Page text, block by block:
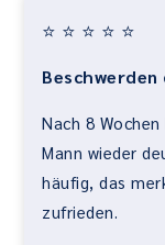
⭐ ⭐ ⭐ ⭐ ⭐
Nach 8
Mann wieder
häufig, das
zufrieden.